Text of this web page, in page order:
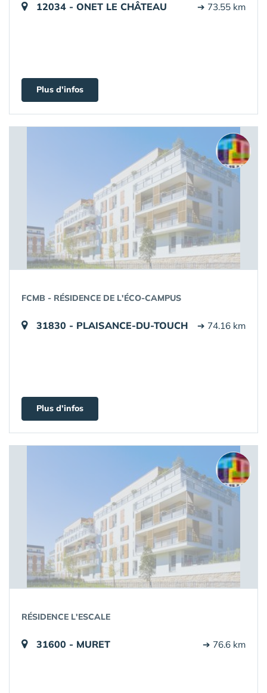
12034 - ONET LE CHÂTEAU ➔ 73.55 km
Plus d'infos
FCMB - RÉSIDENCE DE L'ÉCO-CAMPUS
31830 - PLAISANCE-DU-TOUCH ➔ 74.16 km
Plus d'infos
RÉSIDENCE L'ESCALE
31600 - MURET ➔ 76.6 km